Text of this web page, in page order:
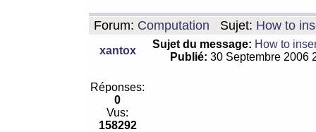
Forum: Computation Sujet: How to
xantox
Sujet du message: How to
Publié: 30 Septembre 2006
Réponses:
0
Vus:
158292